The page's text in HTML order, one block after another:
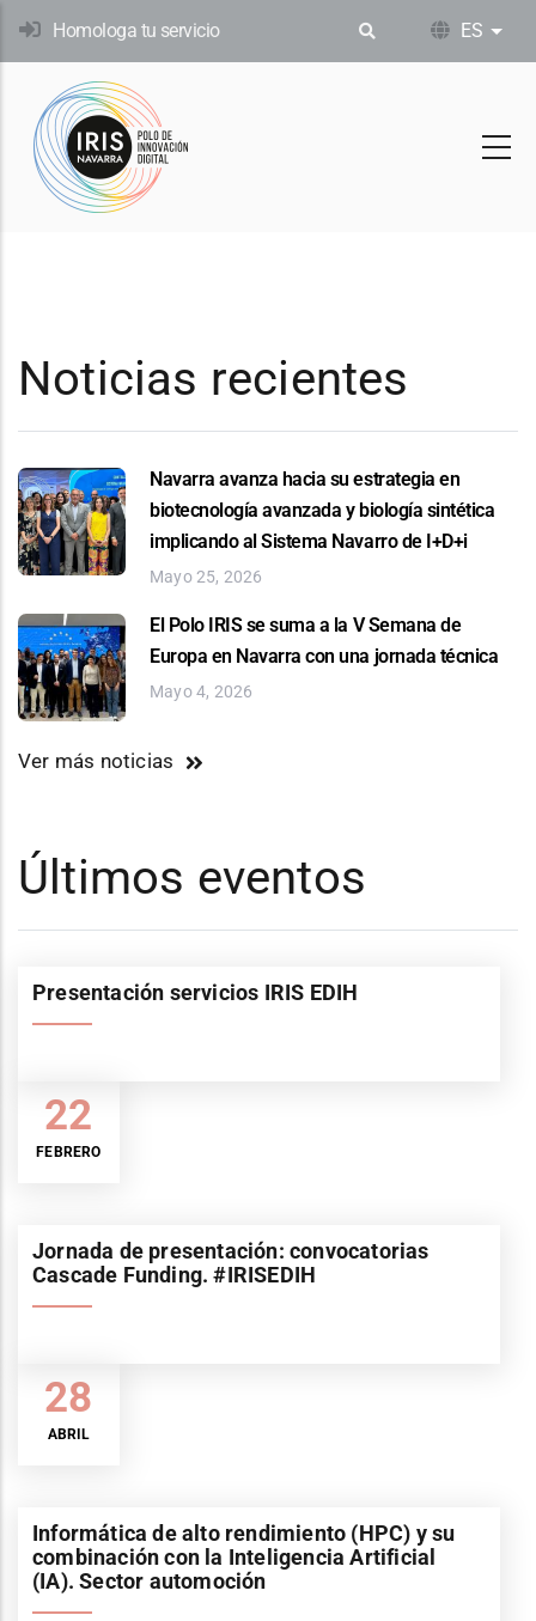
Pasar
contenido
principal
Homologa tu servicio ES
Noticias recientes
Navarra avanza hacia su estrategia en
biotecnología avanzada y biología sintética
implicando al Sistema Navarro de I+D+i
Mayo 25, 2026
El Polo IRIS se suma a la V Semana de
Europa en Navarra con una jornada técnica
Mayo 4, 2026
Ver más noticias
Últimos eventos
22
FEBRERO
Presentación servicios IRIS EDIH
28
ABRIL
Jornada de presentación: convocatorias
Cascade Funding. #IRISEDIH
Informática de alto rendimiento (HPC) y su
combinación con la Inteligencia Artificial
(IA). Sector automoción